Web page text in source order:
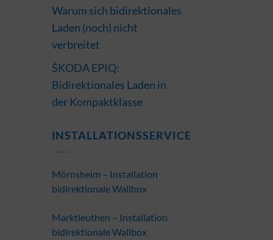
Warum sich bidirektionales
Laden (noch) nicht
verbreitet
ŠKODA EPIQ:
Bidirektionales Laden in
der Kompaktklasse
INSTALLATIONSSERVICE
Mörnsheim – Installation
bidirektionale Wallbox
Marktleuthen – Installation
bidirektionale Wallbox